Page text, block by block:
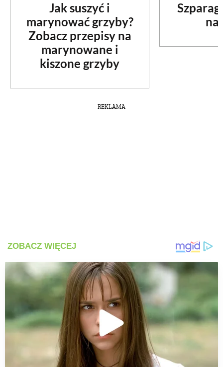
Jak suszyć i
marynować grzyby?
Zobacz przepisy na
marynowane i
kiszone grzyby
na
REKLAMA